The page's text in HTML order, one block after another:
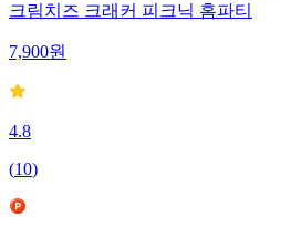
크림치즈 크래커 피크닉 홈파티
7,900원
4.8
(10)